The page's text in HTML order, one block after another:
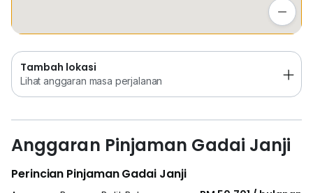
Contact / 联系方式
Kristopher Lee
Tel / WhatsApp:0*****
Tambah lokasi
Lihat anggaran masa perjalanan
Anggaran Pinjaman Gadai Janji
Perincian Pinjaman Gadai Janji